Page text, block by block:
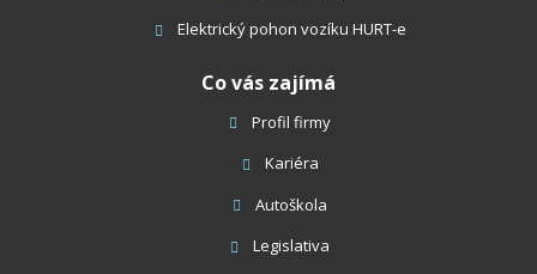
Elektrický pohon vozíku HURT-e
Co vás zajímá
Profil firmy
Kariéra
Autoškola
Legislativa